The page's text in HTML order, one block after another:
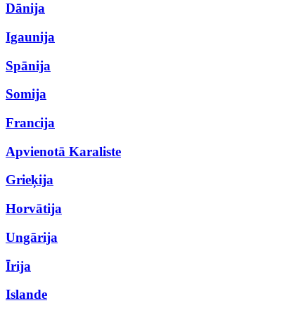
Dānija
Igaunija
Spānija
Somija
Francija
Apvienotā Karaliste
Grieķija
Horvātija
Ungārija
Īrija
Islande